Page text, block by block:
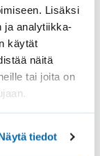
Lisäksi
ja analytiikka-
käytät
näitä
tai joita on
tiedot